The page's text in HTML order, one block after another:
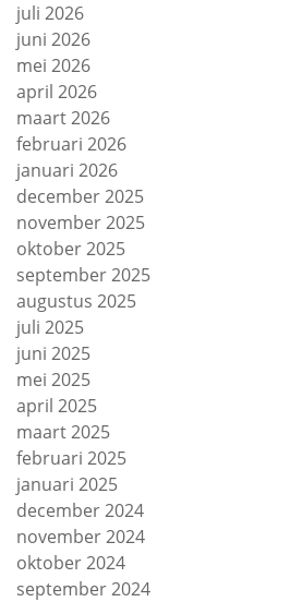
juli 2026
juni 2026
mei 2026
april 2026
maart 2026
februari 2026
januari 2026
december 2025
november 2025
oktober 2025
september 2025
augustus 2025
juli 2025
juni 2025
mei 2025
april 2025
maart 2025
februari 2025
januari 2025
december 2024
november 2024
oktober 2024
september 2024